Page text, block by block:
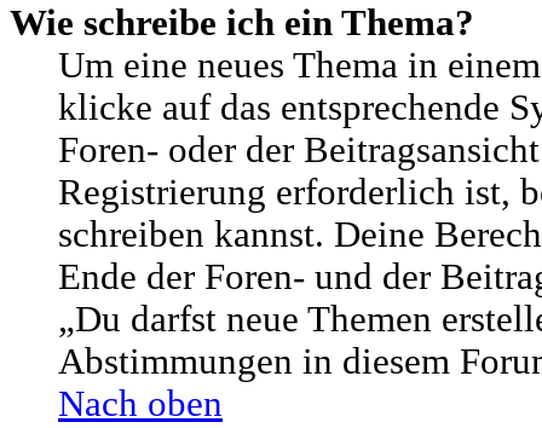
Wie schreibe ich ein Thema?
Um eine neues Thema in
klicke auf das entsprechende
Foren- oder der
Registrierung erforderlich ist,
schreiben kannst. Deine
Ende der Foren- und der
„Du darfst neue Themen
Abstimmungen in diesem
Nach oben